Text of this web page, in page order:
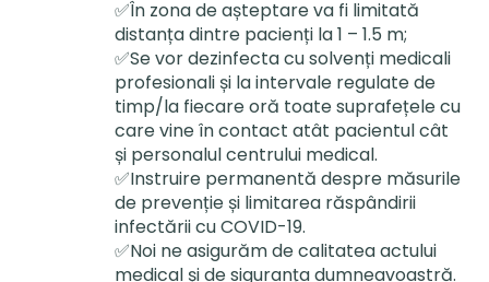
✅În zona de așteptare va fi limitată
distanța dintre pacienți la 1 – 1.5 m;
✅Se vor dezinfecta cu solvenți medicali
profesionali și la intervale regulate de
timp/la fiecare oră toate suprafețele cu
care vine în contact atât pacientul cât
și personalul centrului medical.
✅Instruire permanentă despre măsurile
de prevenție și limitarea răspândirii
infectării cu COVID-19.
✅Noi ne asigurăm de calitatea actului
medical și de siguranța dumneavoastră.